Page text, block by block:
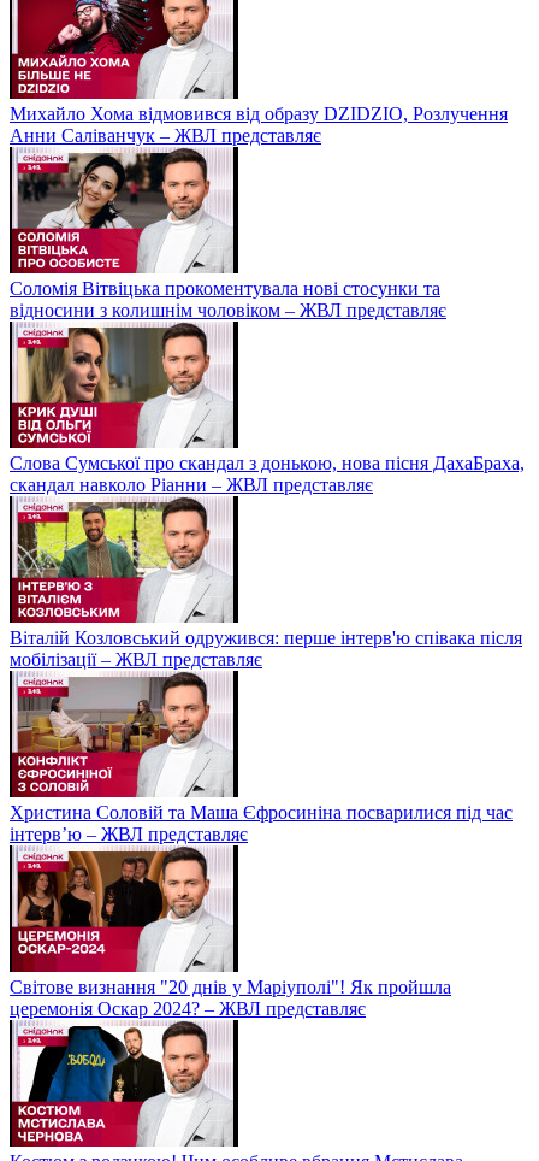
Михайло Хома відмовився від образу DZIDZIO, Розлучення
Анни Саліванчук – ЖВЛ представляє
Соломія Вітвіцька прокоментувала нові стосунки та
відносини з колишнім чоловіком – ЖВЛ представляє
Слова Сумської про скандал з донькою, нова пісня ДахаБраха,
скандал навколо Ріанни – ЖВЛ представляє
Віталій Козловський одружився: перше інтерв'ю співака після
мобілізації – ЖВЛ представляє
Христина Соловій та Маша Єфросиніна посварилися під час
інтерв’ю – ЖВЛ представляє
Світове визнання "20 днів у Маріуполі"! Як пройшла
церемонія Оскар 2024? – ЖВЛ представляє